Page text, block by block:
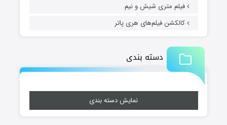
فیلم متری شیش و نیم
کالکشن فیلم‌های هری پاتر
دسته بندی
نمایش دسته بندی